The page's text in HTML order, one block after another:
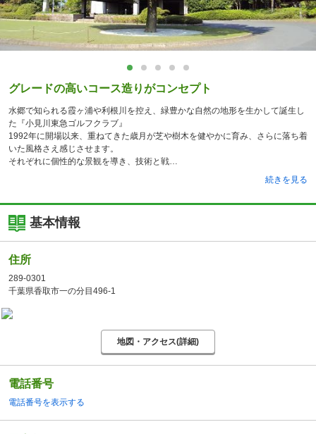
グレードの高いコース造りがコンセプト
水郷で知られる霞ヶ浦や利根川を控え、緑豊かな自然の地形を生かして誕生し
た『小見川東急ゴルフクラブ』
1992年に開場以来、重ねてきた歳月が芝や樹木を健やかに育み、さらに落ち着
いた風格さえ感じさせます。
それぞれに個性的な景観を導き、技術と戦
続きを見る
基本情報
住所
289-0301
千葉県香取市一の分目496-1
地図・アクセス(詳細)
電話番号
電話番号を表示する